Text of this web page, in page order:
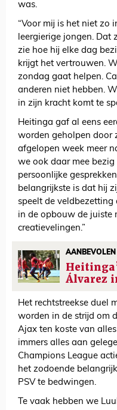
was.
“Voor mij is het niet zo
leergierige jongen. Dat
zie hoe hij elke dag
krijgt het vertrouwen.
zondag gaat helpen.
anderen niet hebben.
in zijn kracht komt te
Heitinga gaf al eens
worden geholpen door
afgelopen week meer
we ook daar mee
persoonlijke
belangrijkste is dat hij
speelt de veldbezetting
in de opbouw de juiste
creatievelingen.”
AANBEVOLEN
Álvarez
Het rechtstreekse duel
worden in de strijd om
Ajax ten koste van
immers alles aan
Champions League
het zodoende
PSV te bedwingen.
Te vaak hebben we